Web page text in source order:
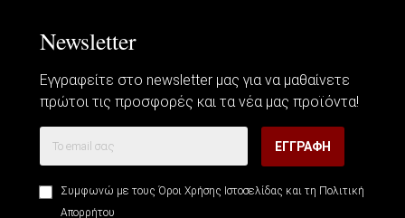
Newsletter
Εγγραφείτε στο newsletter μας για να μαθαίνετε
πρώτοι τις προσφορές και τα νέα μας προϊόντα!
ΕΓΓΡΑΦΉ
Συμφωνώ με τους Όροι Χρήσης Ιστοσελίδας και τη Πολιτική
Απορρήτου